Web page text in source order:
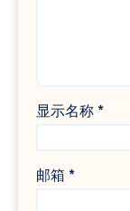
显示名称 *
邮箱 *